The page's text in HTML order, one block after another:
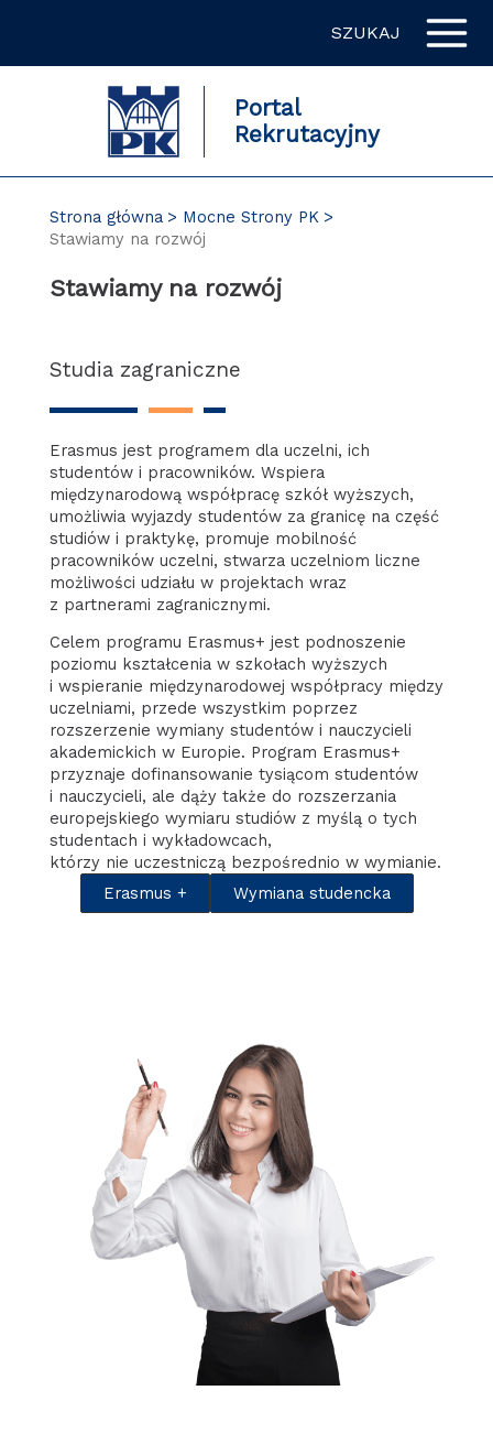
SZUKAJ
Portal
Rekrutacyjny
Strona główna
Mocne Strony PK
Stawiamy na rozwój
Stawiamy na rozwój
Studia zagraniczne
Erasmus jest programem dla uczelni, ich
studentów i pracowników. Wspiera
międzynarodową współpracę szkół wyższych,
umożliwia wyjazdy studentów za granicę na część
studiów i praktykę, promuje mobilność
pracowników uczelni, stwarza uczelniom liczne
możliwości udziału w projektach wraz
z partnerami zagranicznymi.
Celem programu Erasmus+ jest podnoszenie
poziomu kształcenia w szkołach wyższych
i wspieranie międzynarodowej współpracy między
uczelniami, przede wszystkim poprzez
rozszerzenie wymiany studentów i nauczycieli
akademickich w Europie. Program Erasmus+
przyznaje dofinansowanie tysiącom studentów
i nauczycieli, ale dąży także do rozszerzania
europejskiego wymiaru studiów z myślą o tych
studentach i wykładowcach,
którzy nie uczestniczą bezpośrednio w wymianie.
Erasmus +
Wymiana studencka